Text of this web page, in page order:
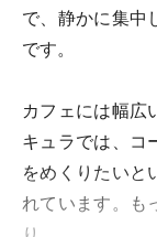
で、静かに集中
です。
カフェには幅広
キュラでは、コ
をめくりたいと
れています。も